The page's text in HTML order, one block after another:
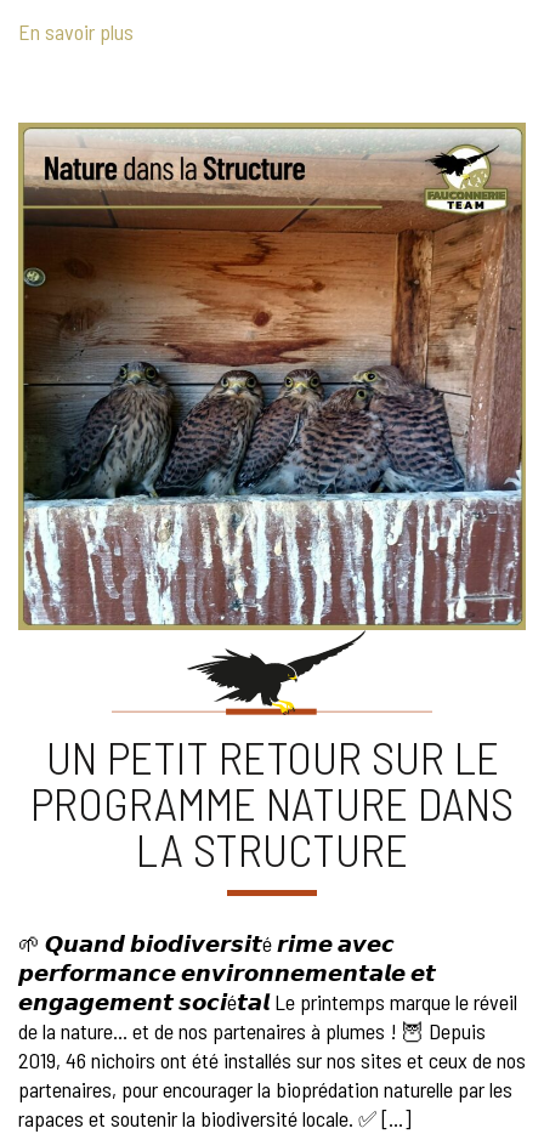
En savoir plus
UN PETIT RETOUR SUR LE
PROGRAMME NATURE DANS
LA STRUCTURE
🌱 𝙌𝙪𝙖𝙣𝙙 𝙗𝙞𝙤𝙙𝙞𝙫𝙚𝙧𝙨𝙞𝙩é 𝙧𝙞𝙢𝙚 𝙖𝙫𝙚𝙘
𝙥𝙚𝙧𝙛𝙤𝙧𝙢𝙖𝙣𝙘𝙚 𝙚𝙣𝙫𝙞𝙧𝙤𝙣𝙣𝙚𝙢𝙚𝙣𝙩𝙖𝙡𝙚 𝙚𝙩
𝙚𝙣𝙜𝙖𝙜𝙚𝙢𝙚𝙣𝙩 𝙨𝙤𝙘𝙞é𝙩𝙖𝙡 Le printemps marque le réveil
de la nature… et de nos partenaires à plumes ! 🦉 Depuis
2019, 46 nichoirs ont été installés sur nos sites et ceux de nos
partenaires, pour encourager la bioprédation naturelle par les
rapaces et soutenir la biodiversité locale. ✅ […]